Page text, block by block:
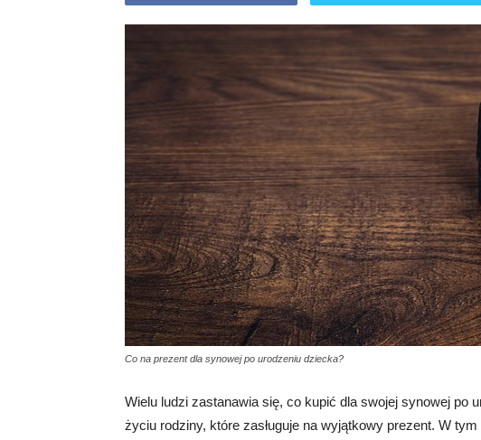
Co na prezent dla synowej po urodzeniu dziecka?
Wielu ludzi zastanawia się, co kupić dla swojej synowej po
życiu rodziny, które zasługuje na wyjątkowy prezent. W